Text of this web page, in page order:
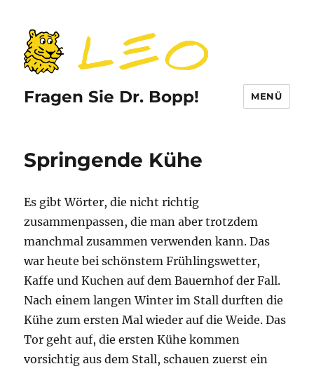
Fragen Sie Dr. Bopp! MENÜ
Springende Kühe
Es gibt Wörter, die nicht richtig
zusammenpassen, die man aber trotzdem
manchmal zusammen verwenden kann. Das
war heute bei schönstem Frühlingswetter,
Kaffe und Kuchen auf dem Bauernhof der Fall.
Nach einem langen Winter im Stall durften die
Kühe zum ersten Mal wieder auf die Weide. Das
Tor geht auf, die ersten Kühe kommen
vorsichtig aus dem Stall, schauen zuerst ein